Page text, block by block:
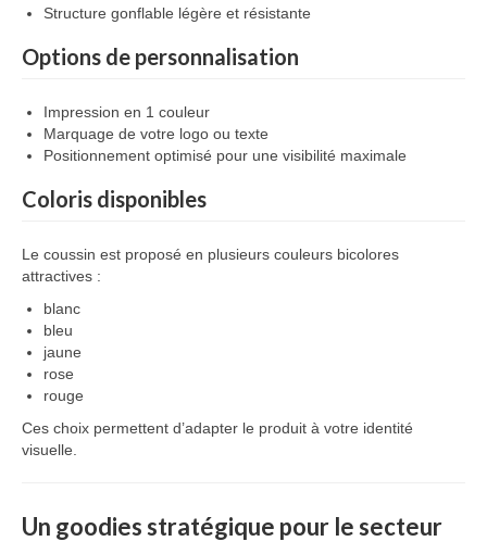
Structure gonflable légère et résistante
Options de personnalisation
Impression en 1 couleur
Marquage de votre logo ou texte
Positionnement optimisé pour une visibilité maximale
Coloris disponibles
Le coussin est proposé en plusieurs couleurs bicolores
attractives :
blanc
bleu
jaune
rose
rouge
Ces choix permettent d’adapter le produit à votre identité
visuelle.
Un goodies stratégique pour le secteur